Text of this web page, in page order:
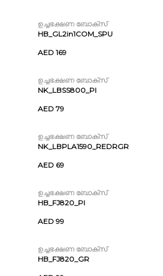
ഉച്ചഭക്ഷണ ബോക്സ്
HB_GL2in1COM_SPU
AED 169
ഉച്ചഭക്ഷണ ബോക്സ്
NK_LBSS800_PI
AED 79
ഉച്ചഭക്ഷണ ബോക്സ്
NK_LBPLA1590_REDRGR
AED 69
ഉച്ചഭക്ഷണ ബോക്സ്
HB_FJ820_PI
AED 99
ഉച്ചഭക്ഷണ ബോക്സ്
HB_FJ820_GR